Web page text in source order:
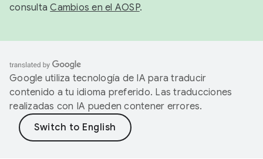
consultaCambios en el AOSP.
Google utiliza tecnología de IA para traducir
contenido a tu idioma preferido. Las traducciones
realizadas con IA pueden contener errores.